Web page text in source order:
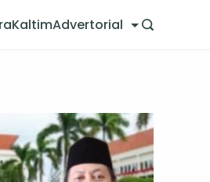
KaltimAdvertorial